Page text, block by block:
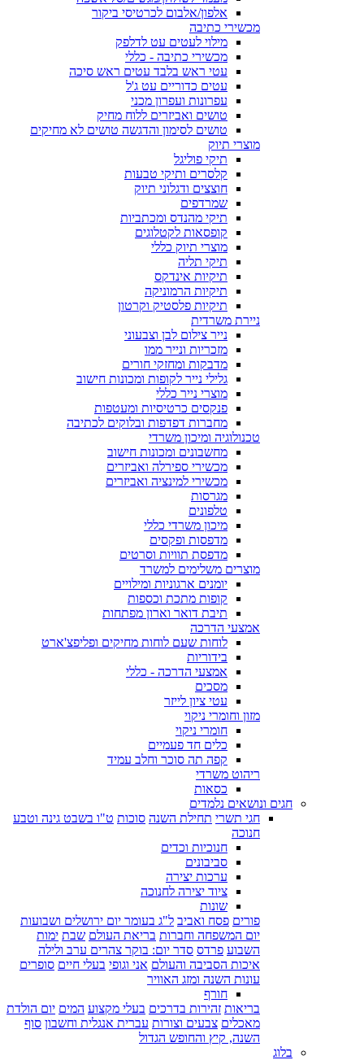
אלפון/אלבום לכרטיסי ביקור
מכשירי כתיבה
מילוי לעטים עט לדלפק
מכשירי כתיבה - כללי
עטי ראש בלבד עטים ראש סיכה
עטים כדוריים עט ג'ל
עפרונות ועפרון מכני
טושים ואביזרים ללוח מחיק
טושים לסימון והדגשה טושים לא מחיקים
מוצרי תיוק
תיקי פוליגל
קלסרים ותיקי טבעות
חוצצים ודגלוני תיוק
שמרדפים
תיקי מהנדס ומכתביות
קופסאות לקטלוגים
מוצרי תיוק כללי
תיקי תליה
תיקיות אינדקס
תיקיות הרמוניקה
תיקיות פלסטיק וקרטון
ניירת משרדית
נייר צילום לבן וצבעוני
מזכריות ונייר ממו
מדבקות ומחזקי חורים
גלילי נייר לקופות ומכונות חישוב
מוצרי נייר כללי
פנקסים כרטיסיות ומעטפות
מחברות דפדפות ובלוקים לכתיבה
טכנולוגיה ומיכון משרדי
מחשבונים ומכונות חישוב
מכשירי ספירלה ואביזרים
מכשירי למינציה ואביזרים
מגרסות
טלפונים
מיכון משרדי כללי
מדפסות ופקסים
מדפסת תוויות וסרטים
מוצרים משלימים למשרד
יומנים ארגוניות ומילויים
קופות מתכת וכספות
תיבת דואר וארון מפתחות
אמצעי הדרכה
לוחות שעם לוחות מחיקים ופליפצ'ארט
בידוריות
אמצעי הדרכה - כללי
מסכים
עטי ציון לייזר
מזון וחומרי ניקוי
חומרי ניקוי
כלים חד פעמיים
קפה תה סוכר וחלב עמיד
ריהוט משרדי
כסאות
חגים ונושאים נלמדים
חגי תשרי תחילת השנה סוכות ט"ו בשבט גינה וטבע
חנוכה
חנוכיות וכדים
סביבונים
ערכות יצירה
ציוד יצירה לחנוכה
שונות
פורים פסח ואביב ל"ג בעומר יום ירושלים ושבועות
יום המשפחה וחברות בריאת העולם שבת ימות
השבוע פרדס סדר יום: בוקר צהרים ערב ולילה
איכות הסביבה והעולם אני וגופי בעלי חיים סופרים
עונות השנה ומזג האוויר
חורף
בריאות זהירות בדרכים בעלי מקצוע המים יום הולדת
מאכלים צבעים וצורות עברית אנגלית וחשבון סוף
השנה, קיץ והחופש הגדול
בלוג